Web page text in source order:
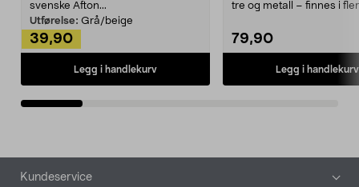
svenske Afton...
Utførelse: Grå/beige
39,90
Legg i handlekurv
tre og metall – finnes i
79,90
Legg i handlekurv
Bunntekst
Kundeservice